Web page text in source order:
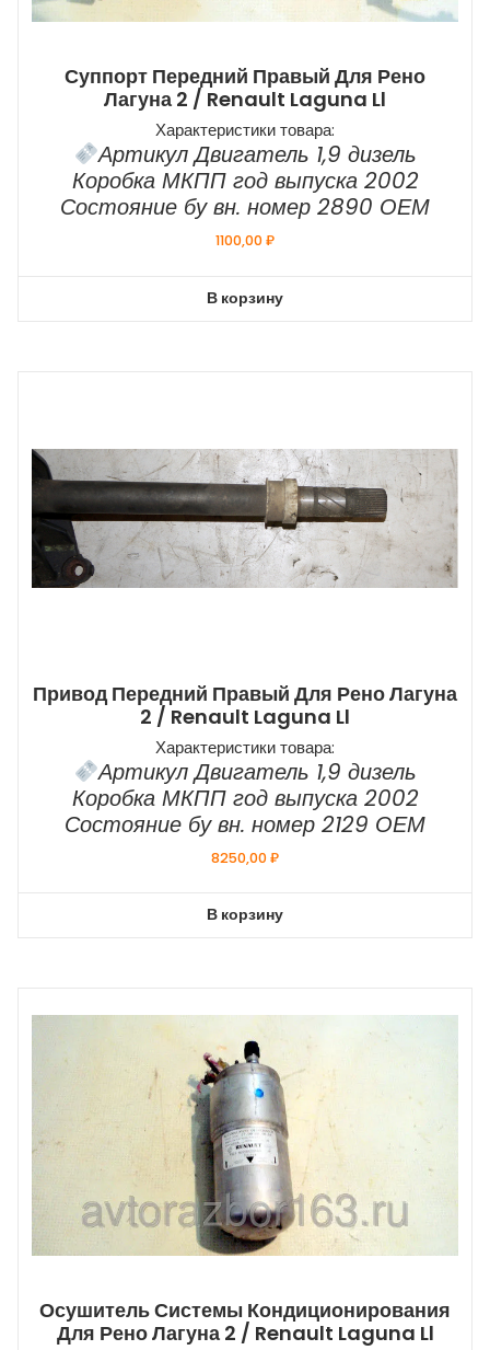
Суппорт Передний Правый Для Рено
Лагуна 2 / Renault Laguna Ll
Характеристики товара:
Артикул Двигатель 1,9 дизель
Коробка МКПП год выпуска 2002
Состояние бу вн. номер 2890 ОЕМ
1100,00₽
В корзину
Привод Передний Правый Для Рено Лагуна
2 / Renault Laguna Ll
Характеристики товара:
Артикул Двигатель 1,9 дизель
Коробка МКПП год выпуска 2002
Состояние бу вн. номер 2129 ОЕМ
8250,00₽
В корзину
Осушитель Системы Кондиционирования
Для Рено Лагуна 2 / Renault Laguna Ll